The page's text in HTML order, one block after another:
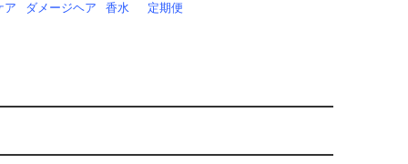
ア
ダメージヘア 香水 定期便